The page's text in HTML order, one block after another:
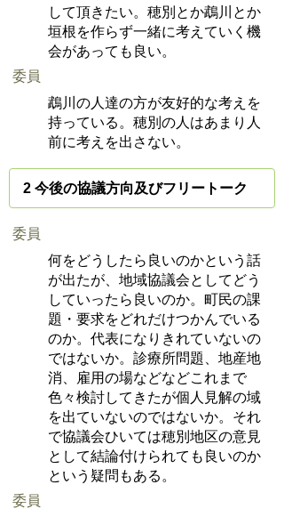
して頂きたい。穂別とか鵡川とか
垣根を作らず一緒に考えていく機
会があっても良い。
委員
鵡川の人達の方が友好的な考えを
持っている。穂別の人はあまり人
前に考えを出さない。
2 今後の協議方向及びフリートーク
委員
何をどうしたら良いのかという話
が出たが、地域協議会としてどう
していったら良いのか。町民の課
題・要求をどれだけつかんでいる
のか。代表になりきれていないの
ではないか。診療所問題、地産地
消、雇用の場などなどこれまで
色々検討してきたが個人見解の域
を出ていないのではないか。それ
で協議会ひいては穂別地区の意見
として結論付けられても良いのか
という疑問もある。
委員